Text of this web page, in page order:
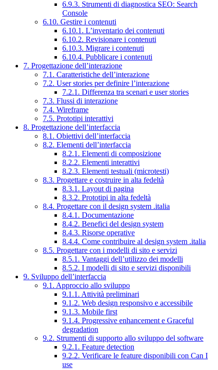
6.9.3. Strumenti di diagnostica SEO: Search
Console
6.10. Gestire i contenuti
6.10.1. L’inventario dei contenuti
6.10.2. Revisionare i contenuti
6.10.3. Migrare i contenuti
6.10.4. Pubblicare i contenuti
7. Progettazione dell’interazione
7.1. Caratteristiche dell’interazione
7.2. User stories per definire l’interazione
7.2.1. Differenza tra scenari e user stories
7.3. Flussi di interazione
7.4. Wireframe
7.5. Prototipi interattivi
8. Progettazione dell’interfaccia
8.1. Obiettivi dell’interfaccia
8.2. Elementi dell’interfaccia
8.2.1. Elementi di composizione
8.2.2. Elementi interattivi
8.2.3. Elementi testuali (microtesti)
8.3. Progettare e costruire in alta fedeltà
8.3.1. Layout di pagina
8.3.2. Prototipi in alta fedeltà
8.4. Progettare con il design system .italia
8.4.1. Documentazione
8.4.2. Benefici del design system
8.4.3. Risorse operative
8.4.4. Come contribuire al design system .italia
8.5. Progettare con i modelli di sito e servizi
8.5.1. Vantaggi dell’utilizzo dei modelli
8.5.2. I modelli di sito e servizi disponibili
9. Sviluppo dell’interfaccia
9.1. Approccio allo sviluppo
9.1.1. Attività preliminari
9.1.2. Web design responsivo e accessibile
9.1.3. Mobile first
9.1.4. Progressive enhancement e Graceful
degradation
9.2. Strumenti di supporto allo sviluppo del software
9.2.1. Feature detection
9.2.2. Verificare le feature disponibili con Can I
use